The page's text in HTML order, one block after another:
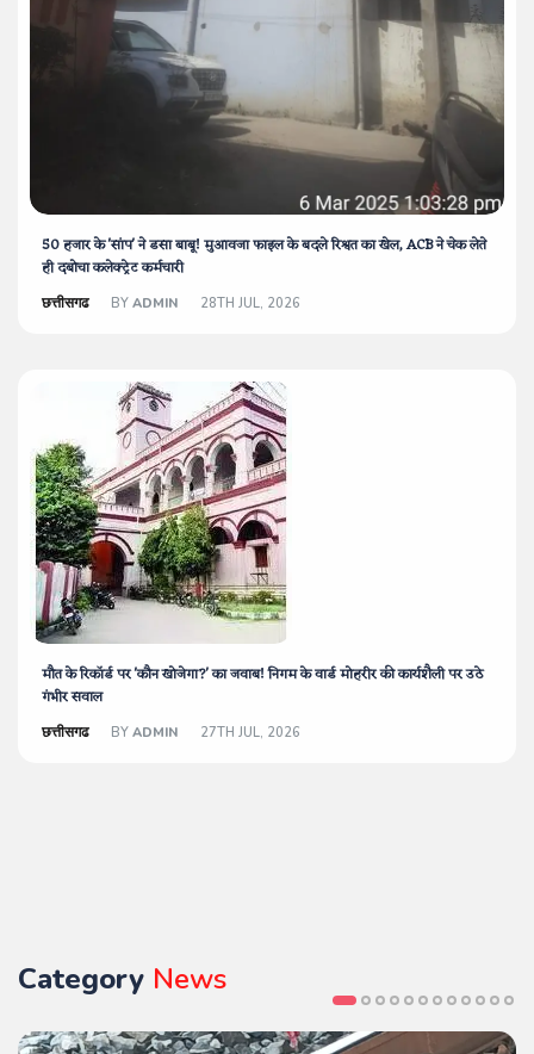
50 हजार के 'सांप' ने डसा बाबू! मुआवजा फाइल के बदले रिश्वत का खेल, ACB ने चेक लेते
ही दबोचा कलेक्ट्रेट कर्मचारी
छत्तीसगढ BY ADMIN 28TH JUL, 2026
मौत के रिकॉर्ड पर 'कौन खोजेगा?' का जवाब! निगम के वार्ड मोहरीर की कार्यशैली पर उठे
गंभीर सवाल
छत्तीसगढ BY ADMIN 27TH JUL, 2026
Category News